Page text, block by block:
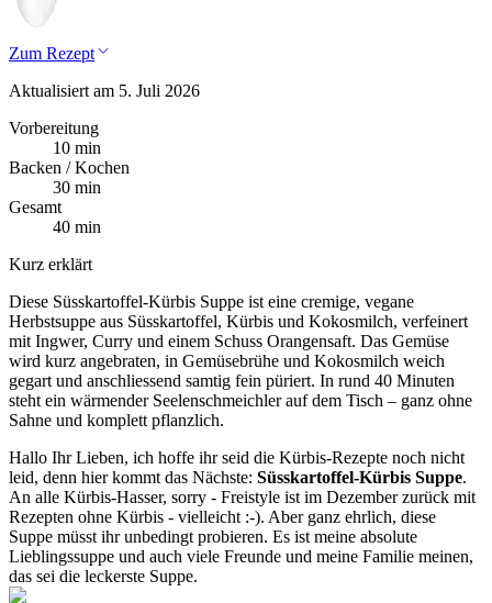
Zum Rezept
Aktualisiert am 5. Juli 2026
Vorbereitung
10 min
Backen / Kochen
30 min
Gesamt
40 min
Kurz erklärt
Diese Süsskartoffel-Kürbis Suppe ist eine cremige, vegane
Herbstsuppe aus Süsskartoffel, Kürbis und Kokosmilch, verfeinert
mit Ingwer, Curry und einem Schuss Orangensaft. Das Gemüse
wird kurz angebraten, in Gemüsebrühe und Kokosmilch weich
gegart und anschliessend samtig fein püriert. In rund 40 Minuten
steht ein wärmender Seelenschmeichler auf dem Tisch – ganz ohne
Sahne und komplett pflanzlich.
Hallo Ihr Lieben, ich hoffe ihr seid die Kürbis-Rezepte noch nicht
leid, denn hier kommt das Nächste: Süsskartoffel-Kürbis Suppe.
An alle Kürbis-Hasser, sorry - Freistyle ist im Dezember zurück mit
Rezepten ohne Kürbis - vielleicht :-). Aber ganz ehrlich, diese
Suppe müsst ihr unbedingt probieren. Es ist meine absolute
Lieblingssuppe und auch viele Freunde und meine Familie meinen,
das sei die leckerste Suppe.